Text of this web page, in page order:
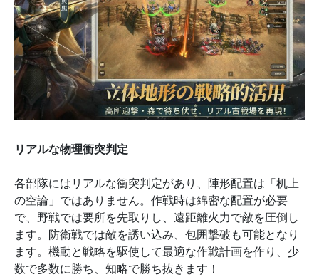
リアルな物理衝突判定
各部隊にはリアルな衝突判定があり、陣形配置は「机上
の空論」ではありません。作戦時は綿密な配置が必要
で、野戦では要所を先取りし、遠距離火力で敵を圧倒し
ます。防衛戦では敵を誘い込み、包囲撃破も可能となり
ます。機動と戦略を駆使して最適な作戦計画を作り、少
数で多数に勝ち、知略で勝ち抜きます！